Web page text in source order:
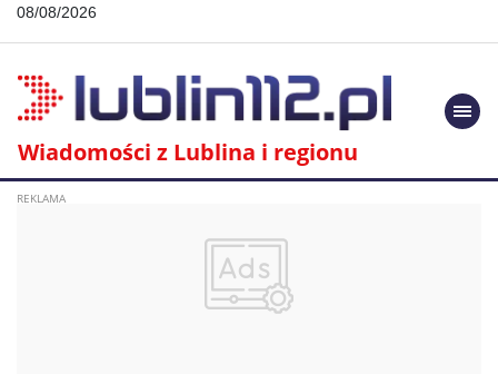
08/08/2026
Wiadomości z Lublina i regionu